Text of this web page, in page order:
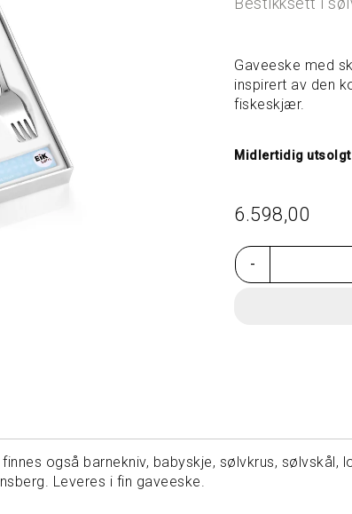
Bestikksett i
Gaveeske med
inspirert av den
fiskeskjær.
Midlertidig utsolgt
6.598,00
-
også barnekniv, babyskje, sølvkrus, sølvskål,
Leveres i fin gaveeske.